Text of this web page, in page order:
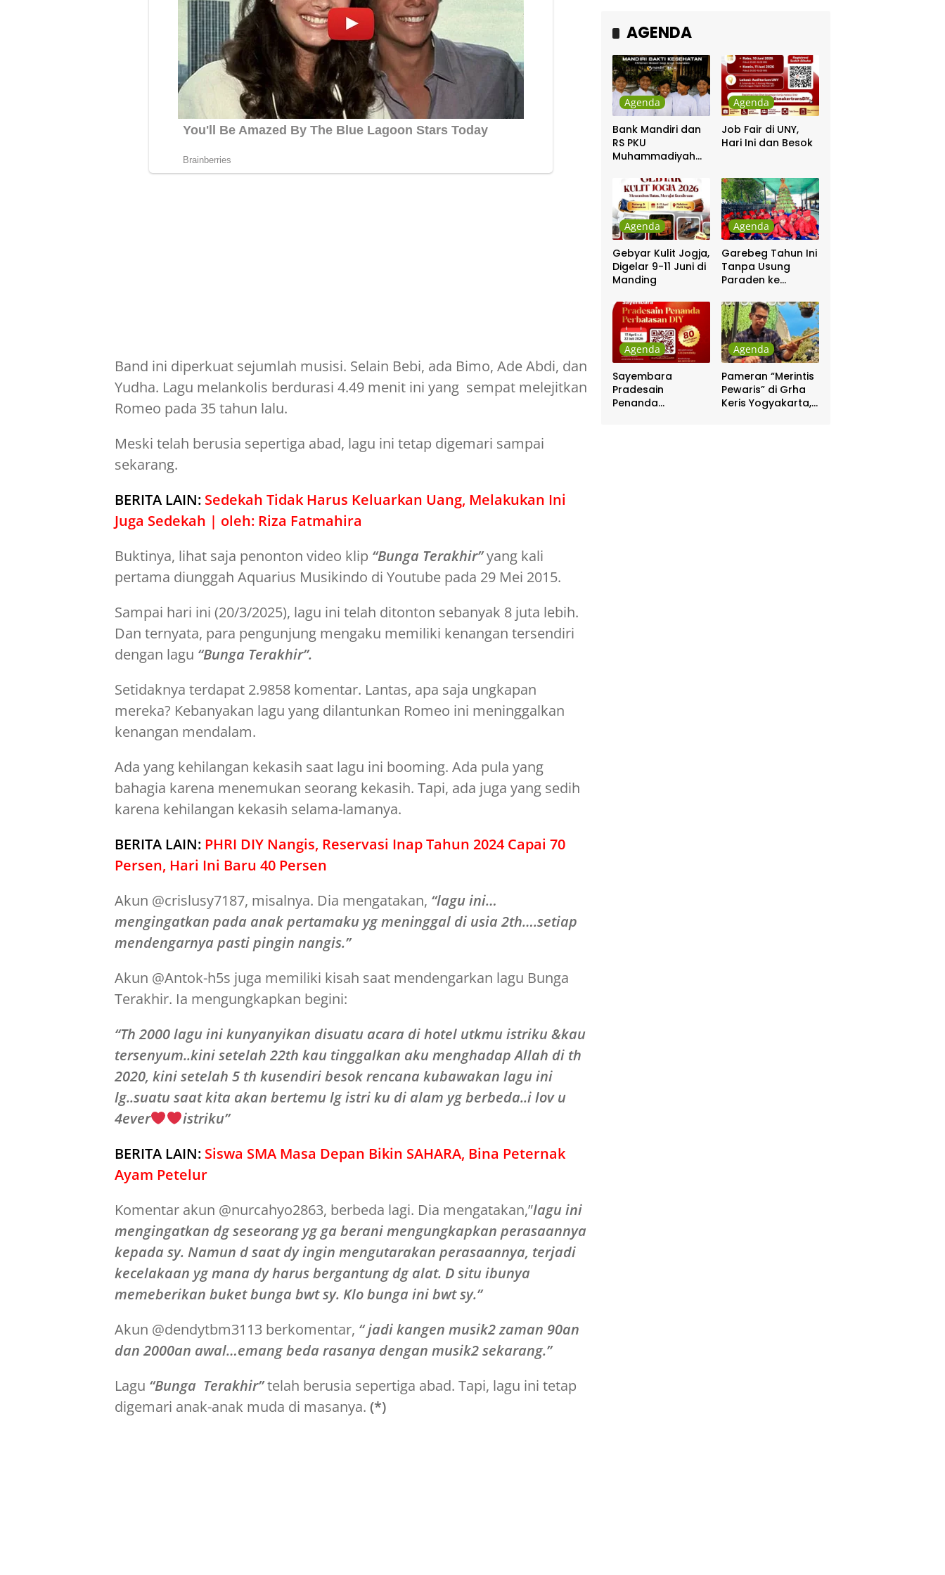
Band ini diperkuat sejumlah musisi. Selain Bebi, ada Bimo, Ade Abdi, dan
Yudha. Lagu melankolis berdurasi 4.49 menit ini yang sempat melejitkan
Romeo pada 35 tahun lalu.
Meski telah berusia sepertiga abad, lagu ini tetap digemari sampai
sekarang.
BERITA LAIN: Sedekah Tidak Harus Keluarkan Uang, Melakukan Ini
Juga Sedekah | oleh: Riza Fatmahira
Buktinya, lihat saja penonton video klip “Bunga Terakhir”yang kali
pertama diunggah Aquarius Musikindo di Youtube pada 29 Mei 2015.
Sampai hari ini (20/3/2025), lagu ini telah ditonton sebanyak 8 juta lebih.
Dan ternyata, para pengunjung mengaku memiliki kenangan tersendiri
dengan lagu “Bunga Terakhir”.
Setidaknya terdapat 2.9858 komentar. Lantas, apa saja ungkapan
mereka? Kebanyakan lagu yang dilantunkan Romeo ini meninggalkan
kenangan mendalam.
Ada yang kehilangan kekasih saat lagu ini booming. Ada pula yang
bahagia karena menemukan seorang kekasih. Tapi, ada juga yang sedih
karena kehilangan kekasih selama-lamanya.
BERITA LAIN: PHRI DIY Nangis, Reservasi Inap Tahun 2024 Capai 70
Persen, Hari Ini Baru 40 Persen
Akun @crislusy7187, misalnya. Dia mengatakan, “lagu ini…
mengingatkan pada anak pertamaku yg meninggal di usia 2th….setiap
mendengarnya pasti pingin nangis.”
Akun @Antok-h5s juga memiliki kisah saat mendengarkan lagu Bunga
Terakhir. Ia mengungkapkan begini:
“Th 2000 lagu ini kunyanyikan disuatu acara di hotel utkmu istriku &kau
tersenyum..kini setelah 22th kau tinggalkan aku menghadap Allah di th
2020, kini setelah 5 th kusendiri besok rencana kubawakan lagu ini
lg..suatu saat kita akan bertemu lg istri ku di alam yg berbeda..i lov u
4ever
istriku”
BERITA LAIN: Siswa SMA Masa Depan Bikin SAHARA, Bina Peternak
Ayam Petelur
Komentar akun @nurcahyo2863, berbeda lagi. Dia mengatakan,”lagu ini
mengingatkan dg seseorang yg ga berani mengungkapkan perasaannya
kepada sy. Namun d saat dy ingin mengutarakan perasaannya, terjadi
kecelakaan yg mana dy harus bergantung dg alat. D situ ibunya
memeberikan buket bunga bwt sy. Klo bunga ini bwt sy.”
Akun @dendytbm3113 berkomentar, “ jadi kangen musik2 zaman 90an
dan 2000an awal…emang beda rasanya dengan musik2 sekarang.”
Lagu “Bunga Terakhir”telah berusia sepertiga abad. Tapi, lagu ini tetap
digemari anak-anak muda di masanya. (*)
AGENDA
Agenda
Bank Mandiri dan
RS PKU
Muhammadiyah
Gratis
Agenda
Job Fair di UNY,
Hari Ini dan Besok
Agenda
Gebyar Kulit Jogja,
Digelar 9-11 Juni di
Manding
Agenda
Garebeg Tahun Ini
Tanpa Usung
Paraden ke
Pakualaman
Agenda
Sayembara
Pradesain
Penanda
Agenda
Pameran “Merintis
Pewaris” di Grha
Keris Yogyakarta,